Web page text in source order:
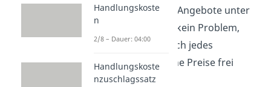
zeitlich begrenzte Angebote unter
diesem Preis sind kein Problem,
zumal grundsätzlich jedes
Unternehmen seine Preise frei
gestalten darf.
Handlungskoste
n
2/8 – Dauer: 04:00
Handlungskoste
nzuschlagssatz